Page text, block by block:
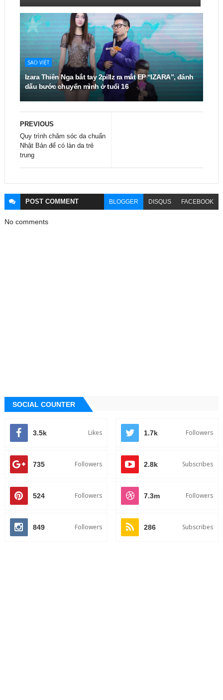
SAO VIỆT
Izara Thiên Nga bắt tay 2pillz ra mắt EP “IZARA”, đánh
dấu bước chuyển mình ở tuổi 16
PREVIOUS
Quy trình chăm sóc da chuẩn
Nhật Bản để có làn da trẻ
trung
POST COMMENT BLOGGER DISQUS FACEBOOK
No comments
SOCIAL COUNTER
3.5k Likes 1.7k Followers
735 Followers 2.8k Subscribes
524 Followers 7.3m Followers
849 Followers 286 Subscribes